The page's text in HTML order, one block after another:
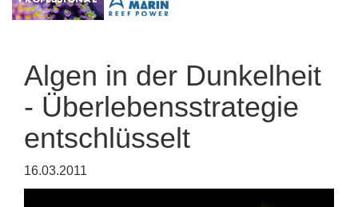
Algen in der Dunkelheit
- Überlebensstrategie
entschlüsselt
16.03.2011